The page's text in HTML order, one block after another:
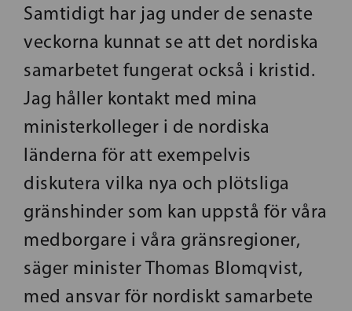
Samtidigt har jag under de senaste
veckorna kunnat se att det nordiska
samarbetet fungerat också i kristid.
Jag håller kontakt med mina
ministerkolleger i de nordiska
länderna för att exempelvis
diskutera vilka nya och plötsliga
gränshinder som kan uppstå för våra
medborgare i våra gränsregioner,
säger minister Thomas Blomqvist,
med ansvar för nordiskt samarbete